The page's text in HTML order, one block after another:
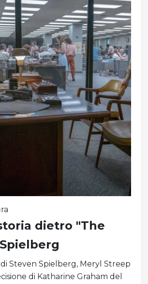
dietro "The
di Steven Spielberg, Meryl Streep
di Katharine Graham del